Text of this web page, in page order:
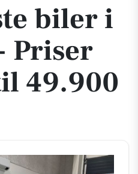
biler i
Priser
49.900